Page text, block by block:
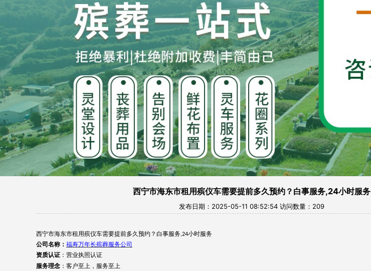
西宁市海东市租用殡仪车需要提前多久预约？白事服务,24小时服务
发布日期：2025-05-11 08:52:54 访问数量：209
西宁市海东市租用殡仪车需要提前多久预约 ？ 白事服务,24小时服务
公司名称： 福寿万年长殡葬服务公司
资质认证 ：营业执照认证
服务理念 ：客户至上，服务至上